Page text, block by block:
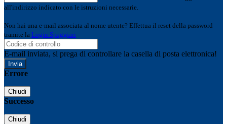
all'indirizzo indicato con le istruzioni necessarie.
Non hai una e-mail associata al nome utente? Effettua il reset della password
tramite la Login Spaggiari
E-mail inviata, si prega di controllare la casella di posta elettronica!
Errore
Chiudi
Successo
Chiudi